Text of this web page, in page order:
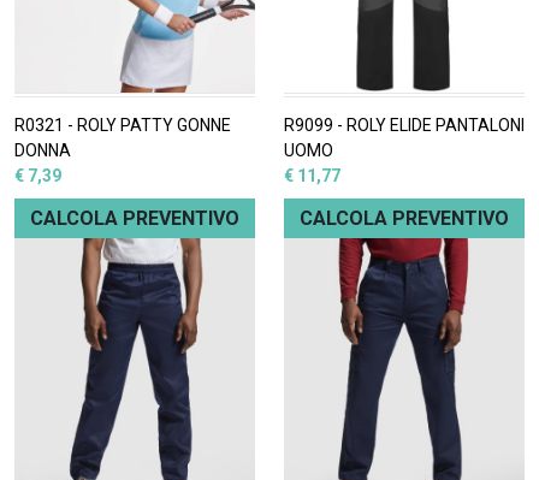
R0321 - ROLY PATTY GONNE
DONNA
€ 7,39
CALCOLA PREVENTIVO
R9099 - ROLY ELIDE PANTALONI
UOMO
€ 11,77
CALCOLA PREVENTIVO